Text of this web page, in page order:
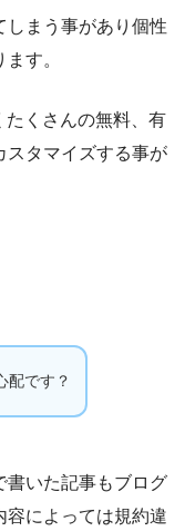
しまう事があり個性
す。
たくさんの無料、有
スタマイズする事が
配です？
書いた記事もブログ
容によっては規約違